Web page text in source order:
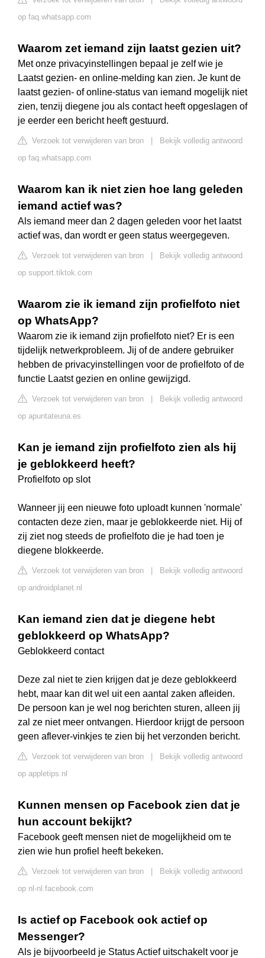
op faq.whatsapp.com
Waarom zet iemand zijn laatst gezien uit?
Met onze privacyinstellingen bepaal je zelf wie je
Laatst gezien- en online-melding kan zien. Je kunt de
laatst gezien- of online-status van iemand mogelijk niet
zien, tenzij diegene jou als contact heeft opgeslagen of
je eerder een bericht heeft gestuurd.
Verzoek tot verwijderen van bron
Bekijk volledig antwoord
op faq.whatsapp.com
Waarom kan ik niet zien hoe lang geleden
iemand actief was?
Als iemand meer dan 2 dagen geleden voor het laatst
actief was, dan wordt er geen status weergegeven.
Verzoek tot verwijderen van bron
Bekijk volledig antwoord
op support.tiktok.com
Waarom zie ik iemand zijn profielfoto niet
op WhatsApp?
Waarom zie ik iemand zijn profielfoto niet? Er is een
tijdelijk netwerkprobleem. Jij of de andere gebruiker
hebben de privacyinstellingen voor de profielfoto of de
functie Laatst gezien en online gewijzigd.
Verzoek tot verwijderen van bron
Bekijk volledig antwoord
op apuntateuna.es
Kan je iemand zijn profielfoto zien als hij
je geblokkeerd heeft?
Profielfoto op slot
Wanneer jij een nieuwe foto uploadt kunnen 'normale'
contacten deze zien, maar je geblokkeerde niet. Hij of
zij ziet nog steeds de profielfoto die je had toen je
diegene blokkeerde.
Verzoek tot verwijderen van bron
Bekijk volledig antwoord
op androidplanet.nl
Kan iemand zien dat je diegene hebt
geblokkeerd op WhatsApp?
Geblokkeerd contact
Deze zal niet te zien krijgen dat je deze geblokkeerd
hebt, maar kan dit wel uit een aantal zaken afleiden.
De persoon kan je wel nog berichten sturen, alleen jij
zal ze niet meer ontvangen. Hierdoor krijgt de persoon
geen aflever-vinkjes te zien bij het verzonden bericht.
Verzoek tot verwijderen van bron
Bekijk volledig antwoord
op appletips.nl
Kunnen mensen op Facebook zien dat je
hun account bekijkt?
Facebook geeft mensen niet de mogelijkheid om te
zien wie hun profiel heeft bekeken.
Verzoek tot verwijderen van bron
Bekijk volledig antwoord
op nl-nl.facebook.com
Is actief op Facebook ook actief op
Messenger?
Als je bijvoorbeeld je Status Actief uitschakelt voor je